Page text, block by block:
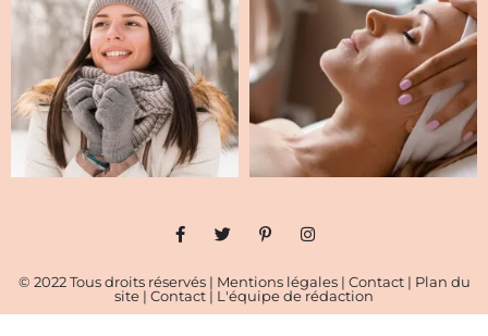
© 2022 Tous droits réservés | Mentions légales| Contact| Plan du
site | Contact | L'équipe de rédaction